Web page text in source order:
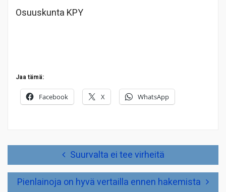
Osuuskunta KPY
Jaa tämä:
Facebook X WhatsApp
Suurvalta ei tee virheitä
Pienlainoja on hyvä vertailla ennen hakemista